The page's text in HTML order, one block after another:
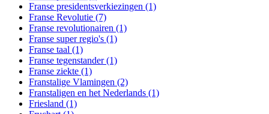
Franse presidentsverkiezingen (1)
Franse Revolutie (7)
Franse revolutionairen (1)
Franse super regio's (1)
Franse taal (1)
Franse tegenstander(1)
Franse ziekte (1)
Franstalige Vlamingen (2)
Franstaligen en het Nederlands (1)
Friesland (1)